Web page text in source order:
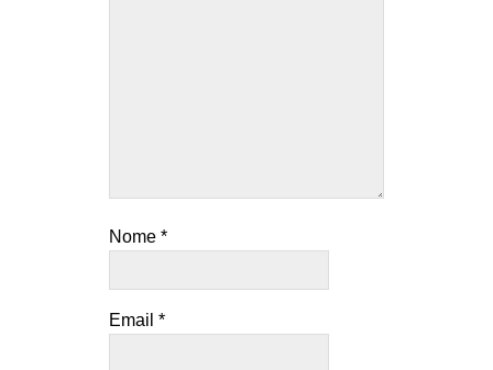
Nome *
Email *